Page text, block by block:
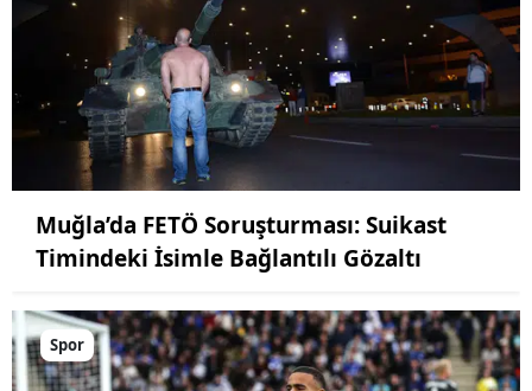
Muğla’da FETÖ Soruşturması: Suikast
Timindeki İsimle Bağlantılı Gözaltı
Spor